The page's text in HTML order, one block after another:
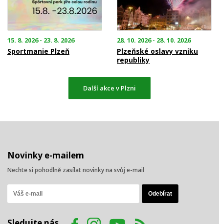
15. 8. 2026 - 23. 8. 2026
Sportmanie Plzeň
28. 10. 2026 - 28. 10. 2026
Plzeňské oslavy vzniku
republiky
Další akce v Plzni
Novinky e-mailem
Nechte si pohodlně zasílat novinky na svůj e-mail